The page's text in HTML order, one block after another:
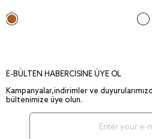
E-BÜLTEN HABERCİSİNE ÜYE OL
Kampanyalar,indirimler ve
bültenimize üye olun.